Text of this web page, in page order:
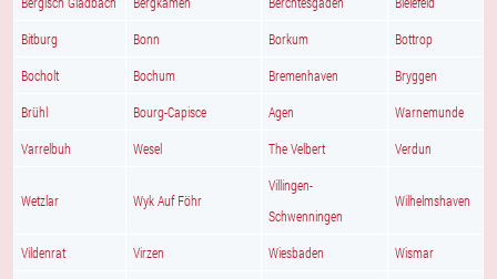
Bitburg Bonn Borkum Bottrop
Bocholt Bochum Bremenhaven Bryggen
Brühl Bourg-Capisce Agen Warnemunde
Varrelbuh Wesel The Velbert Verdun
Wetzlar Wyk Auf Föhr
Villingen-
Schwenningen
Wilhelmshaven
Vildenrat Virzen Wiesbaden Wismar